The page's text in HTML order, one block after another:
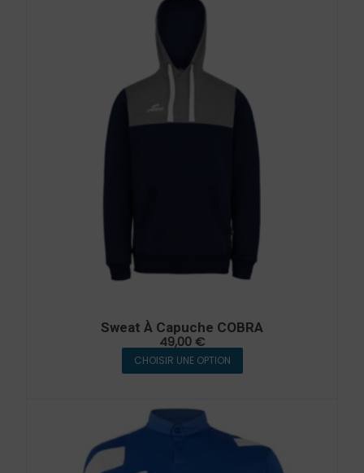
Sweat À Capuche COBRA
49,00€
CHOISIR UNE OPTION